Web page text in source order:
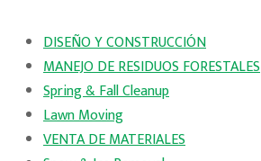
DISEÑO Y CONSTRUCCIÓN
MANEJO DE RESIDUOS FORESTALES
Spring & Fall Cleanup
Lawn Moving
VENTA DE MATERIALES